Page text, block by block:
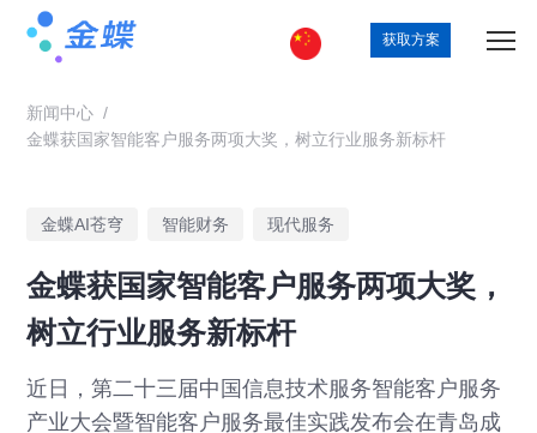
获取方案
新闻中心 /
金蝶获国家智能客户服务两项大奖，树立行业服务新标杆
金蝶AI苍穹 智能财务 现代服务
金蝶获国家智能客户服务两项大奖，
树立行业服务新标杆
近日，第二十三届中国信息技术服务智能客户服务
产业大会暨智能客户服务最佳实践发布会在青岛成